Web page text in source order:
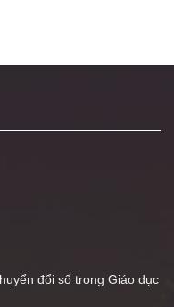
đổi số trong Giáo dục